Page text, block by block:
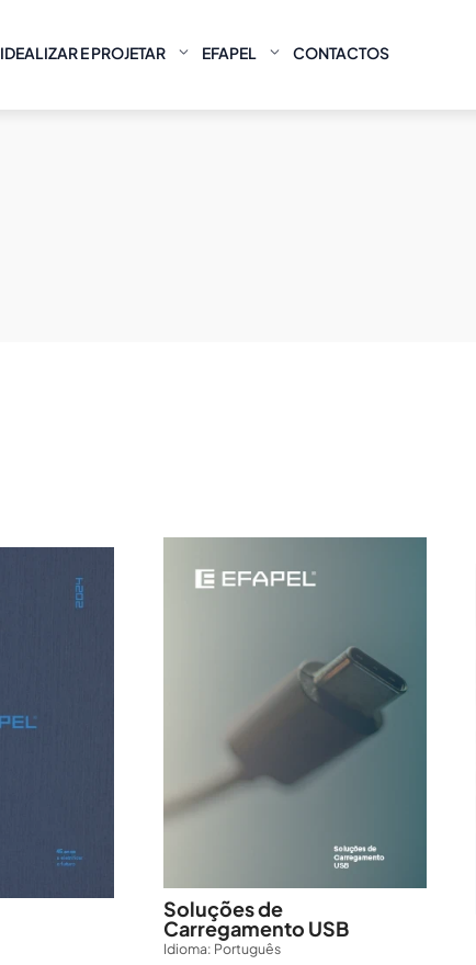
IDEALIZAR E PROJETAR EFAPEL CONTACTOS
Soluções de
Carregamento USB
Idioma: Português